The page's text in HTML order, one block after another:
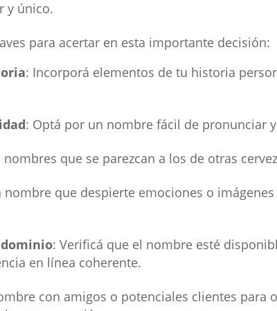
y único.
para acertar en esta importante decisión:
: Incorporá elementos de tu historia
: Optá por un nombre fácil de pronunciar
nombres que se parezcan a los de otras
nombre que despierte emociones o
: Verificá que el nombre esté
en línea coherente.
con amigos o potenciales clientes para